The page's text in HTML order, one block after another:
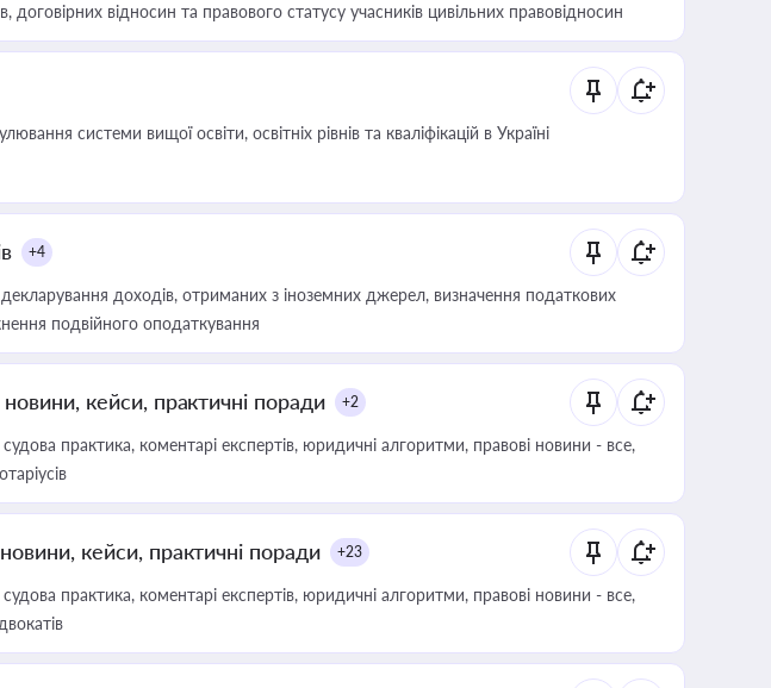
відносин та правового статусу учасників цивільних правовідносин
системи вищої освіти, освітніх рівнів та кваліфікацій в Україні
+4
декларування доходів, отриманих з іноземних джерел, визначення податкових
подвійного оподаткування
кейси, практичні поради +2
практика, коментарі експертів, юридичні алгоритми, правові новини - все,
кейси, практичні поради +23
практика, коментарі експертів, юридичні алгоритми, правові новини - все,